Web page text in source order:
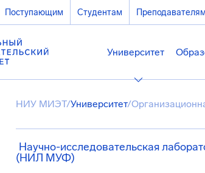
Поступающим Студентам Преподавателям
Университет
НИУ МИЭТ/Университет/
Научно-исследовательская
(НИЛ МУФ)